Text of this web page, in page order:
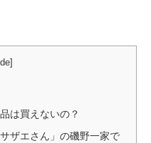
]
は買えないの？
ザエさん」の磯野一家で